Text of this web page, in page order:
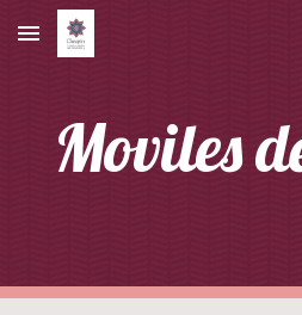
Skip to main content
Moviles